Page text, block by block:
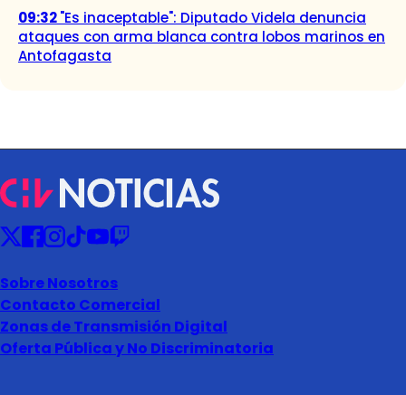
09:32"Es inaceptable": Diputado Videla denuncia
ataques con arma blanca contra lobos marinos en
Antofagasta
Sobre Nosotros
Contacto Comercial
Zonas de Transmisión Digital
Oferta Pública y No Discriminatoria